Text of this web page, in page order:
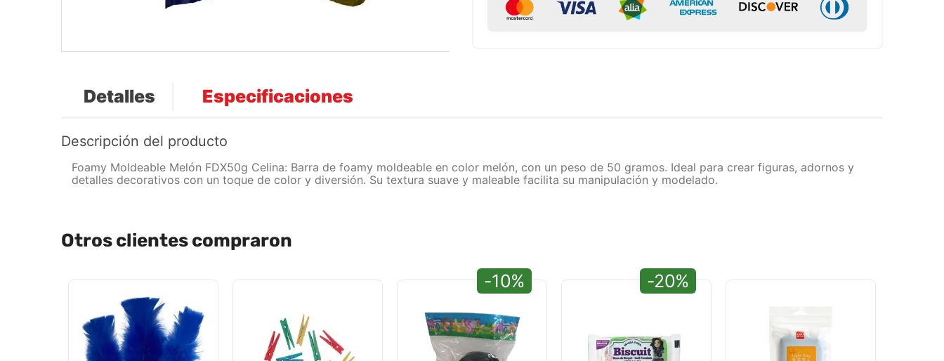
Detalles Especificaciones
Descripción del producto
Foamy Moldeable Melón FDX50g Celina: Barra de foamy moldeable en color melón, con un peso de 50 gramos. Ideal para crear figuras, adornos y
detalles decorativos con un toque de color y diversión. Su textura suave y maleable facilita su manipulación y modelado.
Otros clientes compraron
-10% -20%